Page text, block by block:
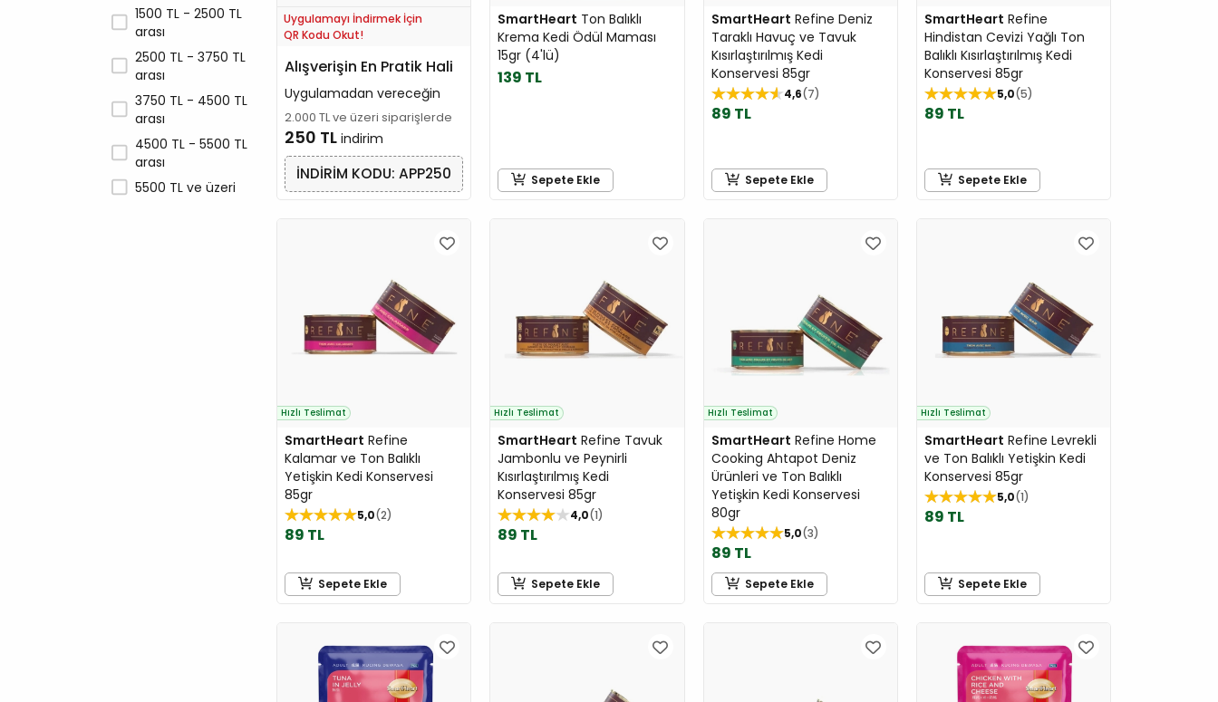
Catty
Challenge
Cheerble
Chipsi
Crocus
Curli
Dayang
1500 TL - 2500 TL
arası
2500 TL - 3750 TL
arası
3750 TL - 4500 TL
arası
4500 TL - 5500 TL
arası
5500 TL ve üzeri
Uygulamayı İndirmek İçin
QR Kodu Okut!
Alışverişin En Pratik Hali
Uygulamadan vereceğin
2.000 TL ve üzeri siparişlerde
250 TL indirim
İNDİRİM KODU: APP250
SmartHeart Ton Balıklı
Krema Kedi Ödül Maması
15gr (4'lü)
139 TL
Sepete Ekle
SmartHeart Refine Deniz
Taraklı Havuç ve Tavuk
Kısırlaştırılmış Kedi
Konservesi 85gr
4,6 7
89 TL
Sepete Ekle
SmartHeart Refine
Hindistan Cevizi Yağlı Ton
Balıklı Kısırlaştırılmış Kedi
Konservesi 85gr
5,0 5
89 TL
Sepete Ekle
Hızlı Teslimat
SmartHeart Refine
Kalamar ve Ton Balıklı
Yetişkin Kedi Konservesi
85gr
5,0 2
89 TL
Sepete Ekle
Hızlı Teslimat
SmartHeart Refine Tavuk
Jambonlu ve Peynirli
Kısırlaştırılmış Kedi
Konservesi 85gr
4,0 1
89 TL
Sepete Ekle
Hızlı Teslimat
SmartHeart Refine Home
Cooking Ahtapot Deniz
Ürünleri ve Ton Balıklı
Yetişkin Kedi Konservesi
80gr
5,0 3
89 TL
Sepete Ekle
Hızlı Teslimat
SmartHeart Refine Levrekli
ve Ton Balıklı Yetişkin Kedi
Konservesi 85gr
5,0 1
89 TL
Sepete Ekle